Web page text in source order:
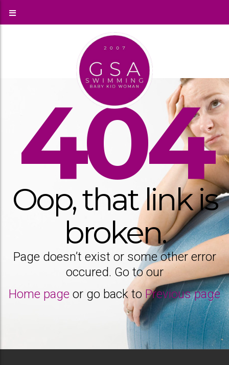
404
Oop, that link is
broken.
Page doesn’t exist or some other error
occured. Go to our
Home page or go back to Previous page